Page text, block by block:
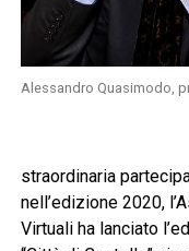
Alessandro Quasimodo,
straordinaria
nell’edizione 2020,
Virtuali ha lanciato